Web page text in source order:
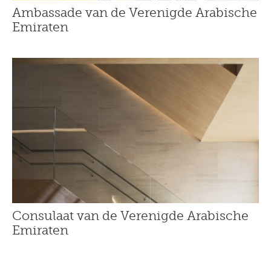
Ambassade van de Verenigde Arabische
Emiraten
Consulaat van de Verenigde Arabische
Emiraten